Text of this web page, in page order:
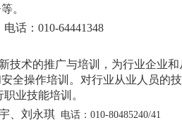
。
话：010-64441348
技术的推广与培训，为行业企业
全操作培训。对行业从业人员的
业技能培训。
、刘永琪 电话：010-80485240/41